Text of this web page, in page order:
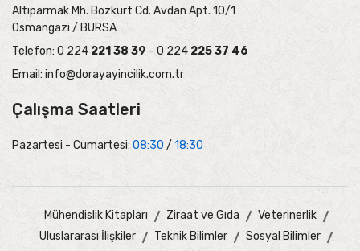
Altıparmak Mh. Bozkurt Cd. Avdan Apt. 10/1
Osmangazi / BURSA
Telefon: 0 224 221 38 39 - 0 224 225 37 46
Email: info@dorayayincilik.com.tr
Çalışma Saatleri
Pazartesi - Cumartesi: 08:30 / 18:30
Mühendislik Kitapları Ziraat ve Gıda
Veterinerlik
Uluslararası İlişkiler
Teknik Bilimler
Sosyal Bilimler